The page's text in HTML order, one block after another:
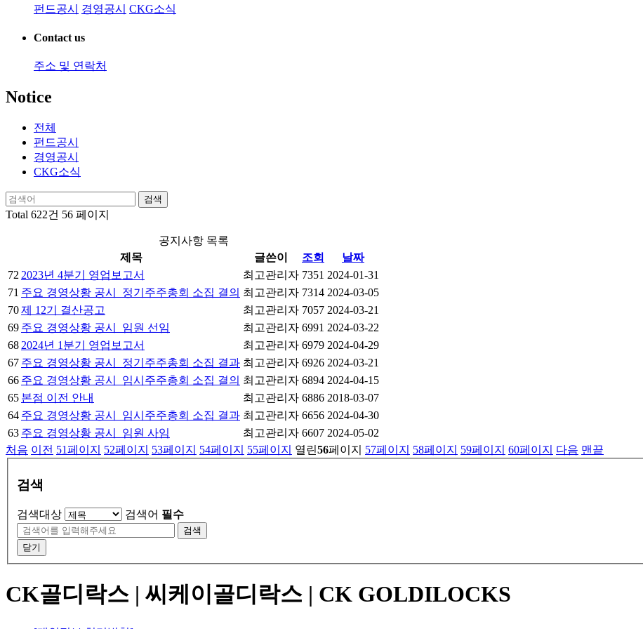
펀드공시 경영공시 CKG소식
Contact us
주소 및 연락처
Notice
전체
펀드공시
경영공시
CKG소식
검색
Total 622건 56 페이지
공지사항 목록
제목
글쓴이 조회
날짜
72 2023년 4분기 영업보고서 최고관리자 7351 2024-01-31
71 주요 경영상황 공시_정기주주총회 소집 결의 최고관리자 7314 2024-03-05
70제 12기 결산공고 최고관리자 7057 2024-03-21
69 주요 경영상황 공시_임원 선임 최고관리자 6991 2024-03-22
68 2024년 1분기 영업보고서 최고관리자 6979 2024-04-29
67 주요 경영상황 공시_정기주주총회 소집 결과 최고관리자 6926 2024-03-21
66 주요 경영상황 공시_임시주주총회 소집 결의 최고관리자 6894 2024-04-15
65 본점 이전 안내 최고관리자 6886 2018-03-07
64 주요 경영상황 공시_임시주주총회 소집 결과 최고관리자 6656 2024-04-30
63 주요 경영상황 공시_임원 사임 최고관리자 6607 2024-05-02
처음 이전 51페이지 52페이지 53페이지 54페이지 55페이지 열린56페이지 57페이지 58페이지 59페이지 60페이지 다음 맨끝
검색
검색대상 검색어 필수
검색
닫기
CK골디락스 | 씨케이골디락스 | CK GOLDILOCKS